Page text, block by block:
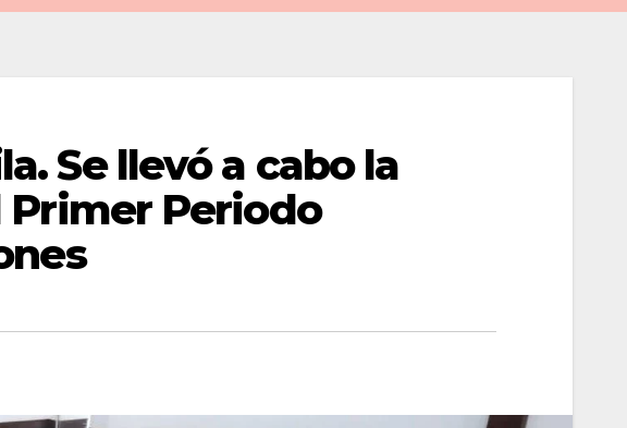
Se llevó a cabo la
Primer Periodo